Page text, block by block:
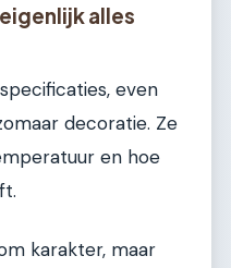
alles
even
decoratie. Ze
en hoe
karakter, maar